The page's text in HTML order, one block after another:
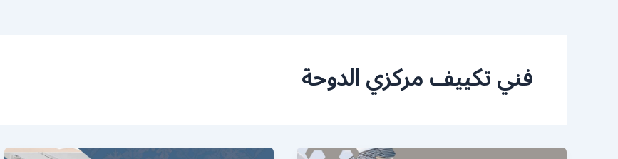
فني تكييف مركزي الدوحة